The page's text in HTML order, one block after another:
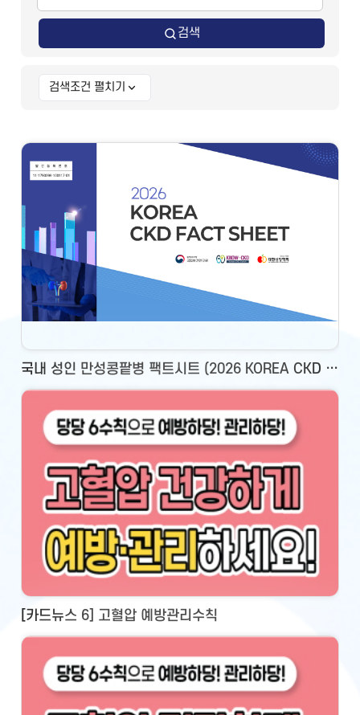
검색
상세 검색조건
검색조건 펼치기
국내 성인 만성콩팥병 팩트시트 (2026 KOREA CKD FACT SHEET)
[카드뉴스 6] 고혈압 예방관리수칙